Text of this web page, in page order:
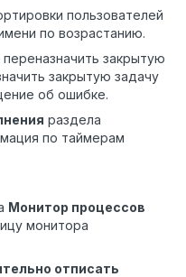
пользователей
по возрастанию.
закрытую
закрытую задачу
об ошибке.
раздела
по таймерам
Монитор процессов
монитора
отписать